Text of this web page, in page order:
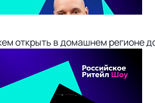
открыть в домашнем регионе